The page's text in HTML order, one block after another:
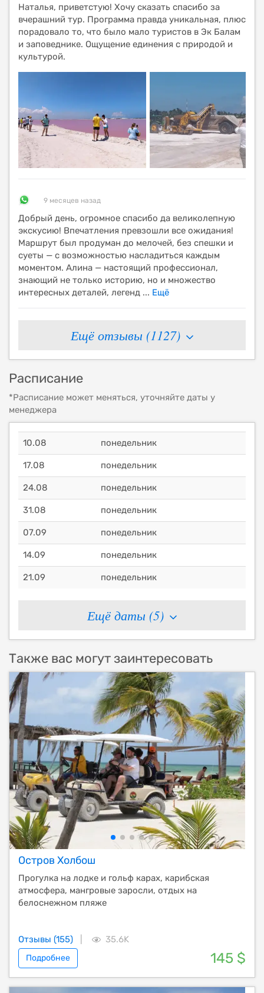
Наталья, приветстую! Хочу сказать спасибо за
вчерашний тур. Программа правда уникальная, плюс
порадовало то, что было мало туристов в Эк Балам
и заповеднике. Ощущение единения с природой и
культурой.
9 месяцев назад
Добрый день, огромное спасибо да великолепную
экскусию! Впечатления превзошли все ожидания!
Маршрут был продуман до мелочей, без спешки и
суеты — с возможностью насладиться каждым
моментом. Алина — настоящий профессионал,
знающий не только историю, но и множество
интересных деталей, легенд ... Ещё
Ещё отзывы (1127)
Расписание
*Расписание может меняться, уточняйте даты у
менеджера
10.08 понедельник
17.08 понедельник
24.08 понедельник
31.08 понедельник
07.09 понедельник
14.09 понедельник
21.09 понедельник
Ещё даты (5)
Также вас могут заинтересовать
Остров Холбош
Прогулка на лодке и гольф карах, карибская
атмосфера, мангровые заросли, отдых на
белоснежном пляже
Отзывы (155) 35.6K
Подробнее 145 $